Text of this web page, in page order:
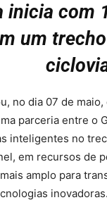
inicia com
um
no dia 07 de
parceria entre o
inteligentes no
em recursos de
amplo para